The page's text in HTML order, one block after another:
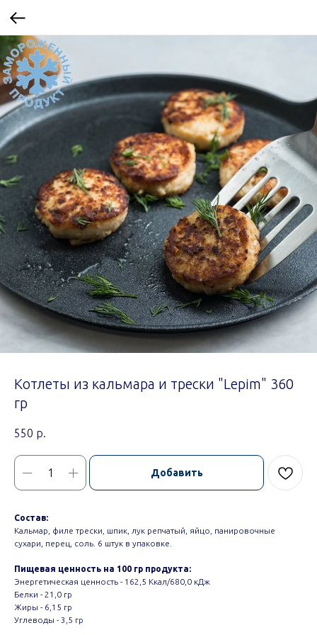
Котлеты из кальмара и трески "Lepim" 360
гр
550 р.
Добавить
Состав:
Кальмар, филе трески, шпик, лук репчатый, яйцо, панировочные
сухари, перец, соль. 6 штук в упаковке.
Пищевая ценность на 100 гр продукта:
Энергетическая ценность - 162,5 Ккал/680,0 кДж
Белки - 21,0 гр
Жиры - 6,15 гр
Углеводы - 3,5 гр